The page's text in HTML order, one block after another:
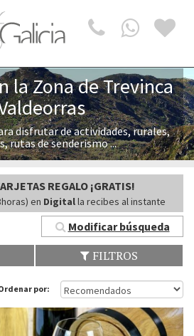
la Zona de Trevinca
disfrutar de actividades, rurales,
rutas de senderismo ...
REGALO ¡GRATIS!
en Digitalla recibes al instante
Modificar búsqueda
FILTROS
por: